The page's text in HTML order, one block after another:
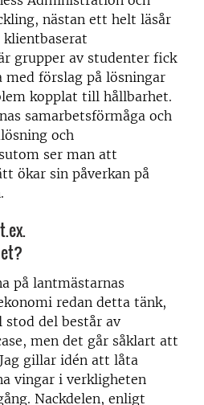
nästan ett helt läsår
grupper av studenter fick
med förslag på lösningar
kopplat till hållbarhet.
samarbetsförmåga och
och
ser man att
ökar sin påverkan på
på lantmästarnas
redan detta tänk,
del består av
men det går såklart att
gillar idén att låta
vingar i verkligheten
Nackdelen, enligt